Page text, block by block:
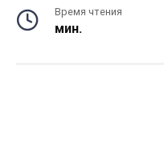
Время чтения
мин.